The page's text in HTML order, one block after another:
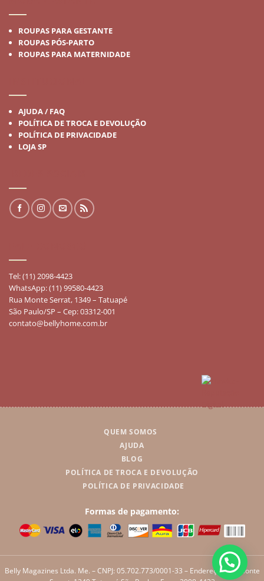
ROUPAS PARA GESTANTE
ROUPAS PÓS-PARTO
ROUPAS PARA MATERNIDADE
AJUDA / FAQ
POLÍTICA DE TROCA E DEVOLUÇÃO
POLÍTICA DE PRIVACIDADE
LOJA SP
Tel: (11) 2098-4423
WhatsApp: (11) 99580-4423
Rua Monte Serrat, 1349 – Tatuapé
São Paulo/SP – Cep: 03312-001
contato@bellyhome.com.br
Formas de pagamento:
QUEM SOMOS
AJUDA
BLOG
POLÍTICA DE TROCA E DEVOLUÇÃO
POLÍTICA DE PRIVACIDADE
Belly Magazines Ltda. Me. – CNPJ: 05.702.773/0001-33 – Endereço: Rua Monte